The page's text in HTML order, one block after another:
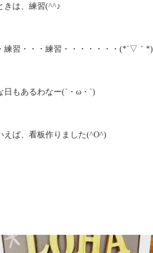
きは、練習(^^♪
練習・・・練習・・・・・・・(*´▽｀*)
日もあるわなー(´・ω・`)
えば、看板作りました(^O^)